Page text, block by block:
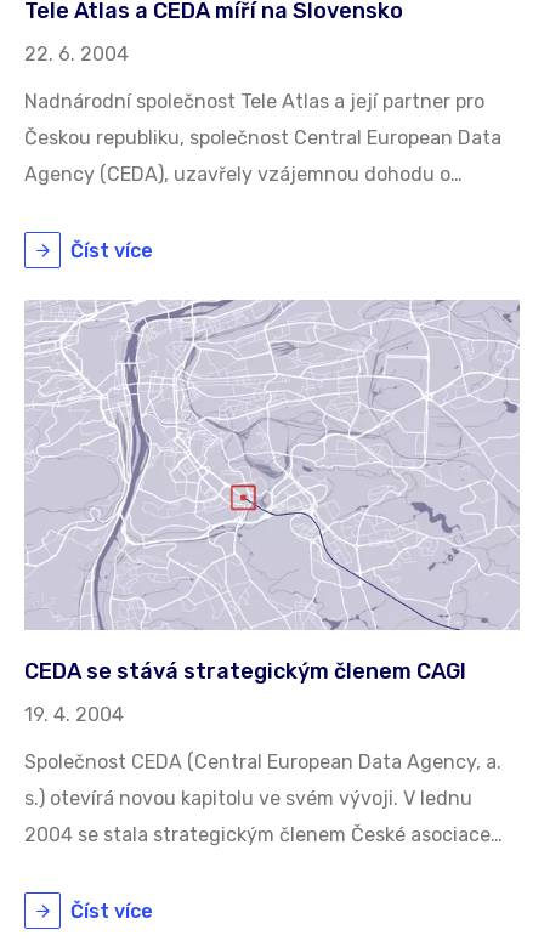
Tele Atlas a CEDA míří na Slovensko
22. 6. 2004
Nadnárodní společnost Tele Atlas a její partner pro
Českou republiku, společnost Central European Data
Agency (CEDA), uzavřely vzájemnou dohodu o…
Číst více
CEDA se stává strategickým členem CAGI
19. 4. 2004
Společnost CEDA (Central European Data Agency, a.
s.) otevírá novou kapitolu ve svém vývoji. V lednu
2004 se stala strategickým členem České asociace…
Číst více